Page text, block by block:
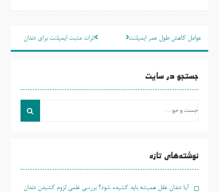
راهبری
نوشته
اثرات مثبت ایمپلنت برای دندان عوامل کاهش طول عمر ایمپلنت
جستجو در سایت
نوشته‌های تازه
آیا دندان عقل همیشه باید کشیده شود؟ بررسی علمی لزوم کشیدن دندان